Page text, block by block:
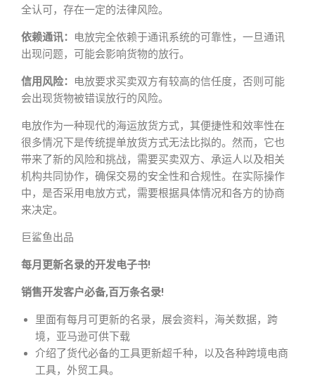
全认可，存在一定的法律风险。
依赖通讯：
电放完全依赖于通讯系统的可靠性，一旦通讯
出现问题，可能会影响货物的放行。
信用风险：
电放要求买卖双方有较高的信任度，否则可能
会出现货物被错误放行的风险。
电放作为一种现代的海运放货方式，其便捷性和效率性在
很多情况下是传统提单放货方式无法比拟的。然而，它也
带来了新的风险和挑战，需要买卖双方、承运人以及相关
机构共同协作，确保交易的安全性和合规性。在实际操作
中，是否采用电放方式，需要根据具体情况和各方的协商
来决定。
巨鲨鱼出品
每月更新名录的开发电子书!
销售开发客户必备,百万条名录!
里面有每月可更新的名录，展会资料，海关数据，跨
境，亚马逊可供下载
介绍了货代必备的工具更新超千种，以及各种跨境电商
工具，外贸工具。